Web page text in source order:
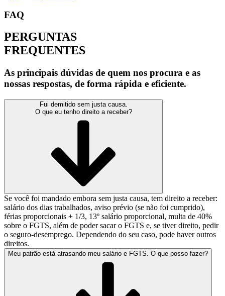
FAQ
PERGUNTAS
FREQUENTES
As principais dúvidas de quem nos procura e as
nossas respostas, de forma rápida e eficiente.
Fui demitido sem justa causa.
O que eu tenho direito a receber?
Se você foi mandado embora sem justa causa, tem direito a receber:
salário dos dias trabalhados, aviso prévio (se não foi cumprido),
férias proporcionais + 1/3, 13º salário proporcional, multa de 40%
sobre o FGTS, além de poder sacar o FGTS e, se tiver direito, pedir
o seguro-desemprego. Dependendo do seu caso, pode haver outros
direitos.
Meu patrão está atrasando meu salário e FGTS. O que posso fazer?